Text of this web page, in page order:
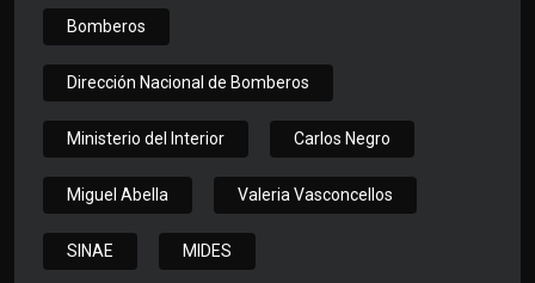
Bomberos
Dirección Nacional de Bomberos
Ministerio del Interior Carlos Negro
Miguel Abella Valeria Vasconcellos
SINAE MIDES